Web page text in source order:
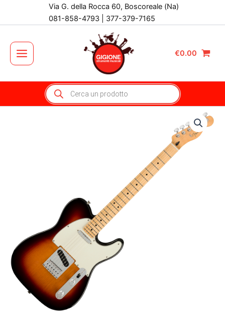
Via G. della Rocca 60, Boscoreale (Na)
081-858-4793 | 377-379-7165
Main
Menu
€0.00
Products
search